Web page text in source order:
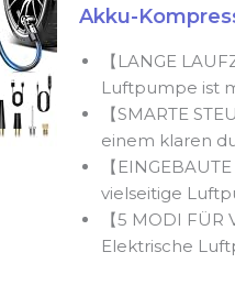
Akku-
【LANGE
Luftpumpe ist
【SMARTE
einem klaren
【
vielseitige
【5 MODI
Elektrische